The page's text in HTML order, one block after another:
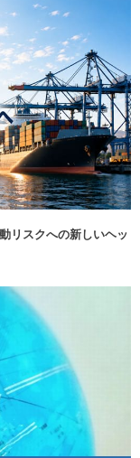
リスクへの新しいヘッ